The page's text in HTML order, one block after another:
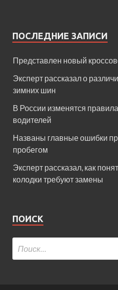
ПОСЛЕДНИЕ ЗАПИСИ
Представлен новый
Эксперт рассказал о
зимних шин
В России изменятся
водителей
Названы главные ошибки
пробегом
Эксперт рассказал, как
колодки требуют замены
ПОИСК